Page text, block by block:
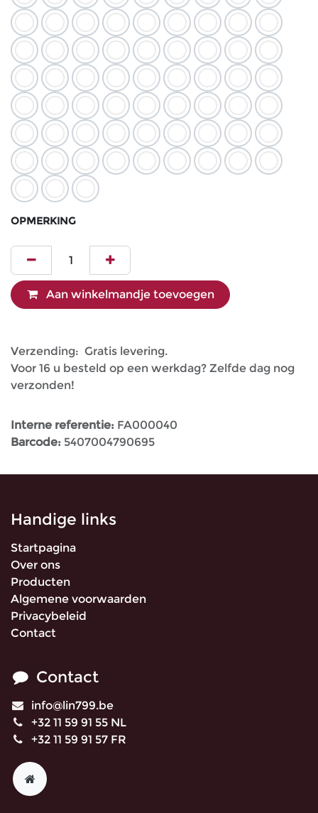
OPMERKING
Aan winkelmandje toevoegen
Verzending: Gratis levering.
Voor 16 u besteld op een werkdag? Zelfde dag nog
verzonden!
Interne referentie: FA000040
Barcode: 5407004790695
Handige links
Startpagina
Over ons
Producten
Algemene voorwaarden
Privacybeleid
Contact
Contact
info@lin799.be
+32 11 59 91 55 NL
+32 11 59 91 57 FR